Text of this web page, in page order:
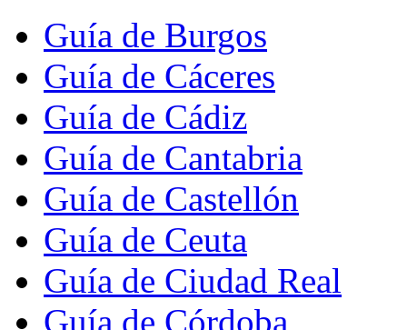
Guía de Burgos
Guía de Cáceres
Guía de Cádiz
Guía de Cantabria
Guía de Castellón
Guía de Ceuta
Guía de Ciudad Real
Guía de Córdoba